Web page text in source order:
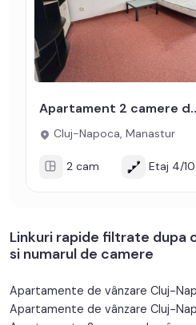
Apartament 2 camere
Cluj-Napoca, Manastur
2 cam Etaj 4/10
Linkuri rapide filtrate dupa
si numarul de camere
Apartamente de vânzare Cluj-
Apartamente de vânzare Cluj-